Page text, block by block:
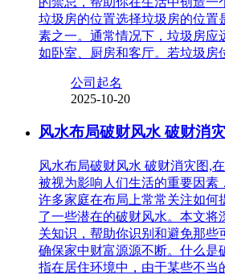
垃圾房的位置选择垃圾房的位置
素之一。通常情况下，垃圾房应
如卧室、厨房和客厅。若垃圾房
公司起名
2025-10-20
风水布局破财风水 破财消
风水布局破财风水 破财消灾图,
被视为影响人们生活的重要因素
许多家庭在布局上常常关注如何
了一些潜在的破财风水。本文将
关知识，帮助你识别和避免那些
确保家中财富源源不断。什么是
指在居住环境中，由于某些不当